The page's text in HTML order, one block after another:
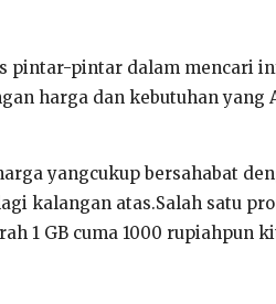
pintar-pintar dalam mencari
harga dan kebutuhan yang
yangcukup bersahabat
kalangan atas.Salah satu
1 GB cuma 1000 rupiahpun